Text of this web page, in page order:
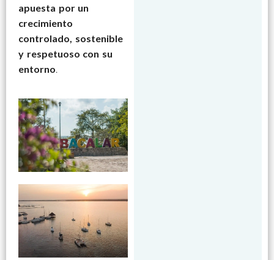
apuesta por un
crecimiento
controlado, sostenible
y respetuoso con su
entorno.